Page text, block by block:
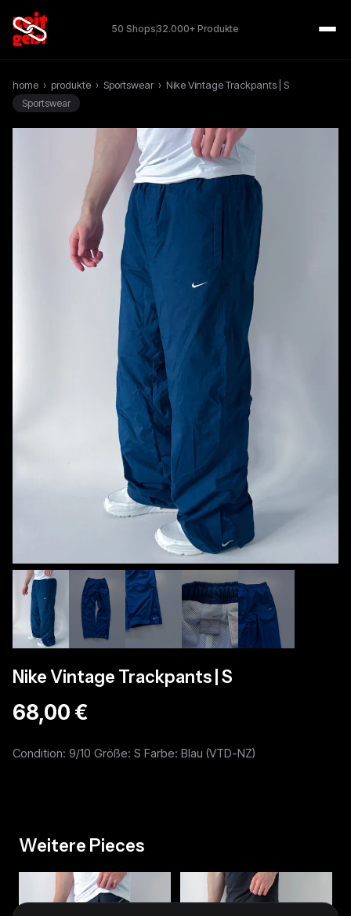
50 Shops32.000+ Produkte
home › produkte › Sportswear › Nike Vintage Trackpants | S
Sportswear
Nike Vintage Trackpants | S
68,00 €
Condition: 9/10 Größe: S Farbe: Blau (VTD-NZ)
Weitere Pieces